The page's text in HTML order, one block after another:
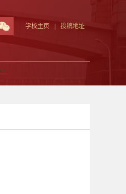
学校主页 投稿地址